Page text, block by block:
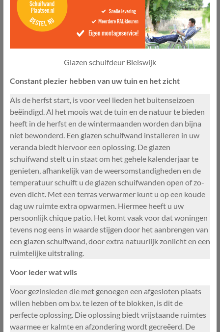
Glazen schuifdeur Bleiswijk
Constant plezier hebben van uw tuin en het zicht
Als de herfst start, is voor veel lieden het buitenseizoen
beëindigd. Al het moois wat de tuin en de natuur te bieden
heeft in de herfst en de wintermaanden worden dan bijna
niet bewonderd. Een glazen schuifwand installeren in uw
veranda biedt hiervoor een oplossing. De glazen
schuifwand stelt u in staat om het gehele kalenderjaar te
genieten, afhankelijk van de weersomstandigheden en de
temperatuur schuift u de glazen schuifwanden open of zo-
even dicht. Met een terras verwarmer kunt u op een koude
dag uw ruimte extra opwarmen. Hiermee heeft u uw
persoonlijk chique patio. Het komt vaak voor dat woningen
tevens nog eens in waarde stijgen door het aanbrengen van
een glazen schuifwand, door extra natuurlijk zonlicht en een
ruimtelijke uitstraling.
Voor ieder wat wils
Voor gezinsleden die met genoegen een afgesloten plaats
willen hebben om b.v. te lezen of te blokken, is dit de
perfecte oplossing. Die oplossing biedt vrijstaande ruimtes
waarmee er kalmte en afzondering wordt gecreëerd. De